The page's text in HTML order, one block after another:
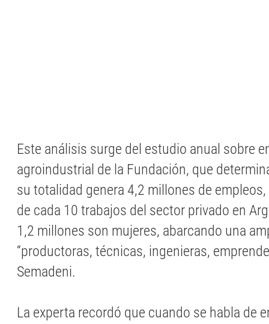
Este análisis surge del estudio anual sobre
agroindustrial de la Fundación, que
su totalidad genera 4,2 millones de
de cada 10 trabajos del sector privado en
1,2 millones son mujeres, abarcando una
“productoras, técnicas, ingenieras,
Semadeni.
La experta recordó que cuando se habla de